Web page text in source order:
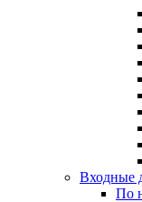
Входные
По